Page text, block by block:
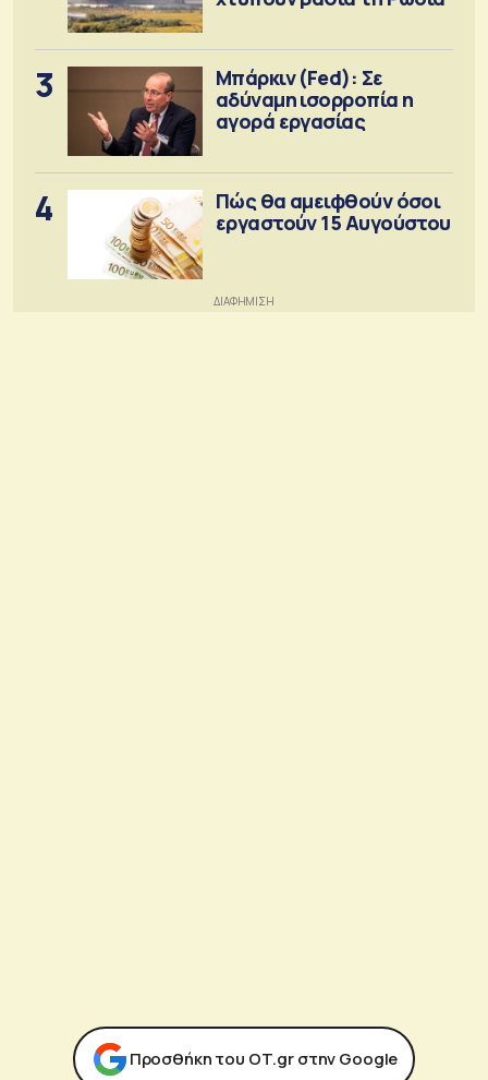
3
Μπάρκιν (Fed): Σε
αδύναμη ισορροπία η
αγορά εργασίας
4
Πώς θα αμειφθούν όσοι
εργαστούν 15 Αυγούστου
Προσθήκη του ΟΤ.gr στην Google